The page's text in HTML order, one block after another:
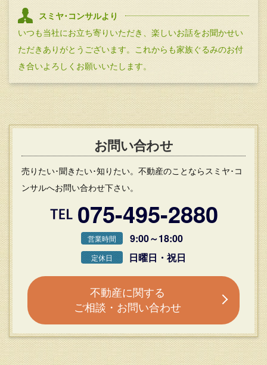
スミヤ･コンサルより
いつも当社にお立ち寄りいただき、楽しいお話をお聞かせい
ただきありがとうございます。これからも家族ぐるみのお付
き合いよろしくお願いいたします。
お問い合わせ
売りたい･聞きたい･知りたい。不動産のことならスミヤ･コ
ンサルへお問い合わせ下さい。
075-495-2880
営業時間 9:00～18:00
定休日 日曜日・祝日
不動産に関する
ご相談・お問い合わせ